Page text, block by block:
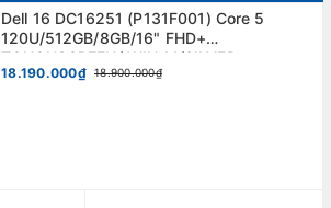
Dell 16 DC16251 (P131F001) Core 5
120U/512GB/8GB/16" FHD+
TOUCHSCREEN/ WIN 11/SILVER.
18.190.000₫ 18.900.000₫